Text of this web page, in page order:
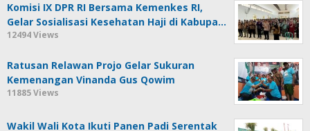
Komisi IX DPR RI Bersama Kemenkes RI,
Gelar Sosialisasi Kesehatan Haji di Kabupa…
12494 Views
Ratusan Relawan Projo Gelar Sukuran
Kemenangan Vinanda Gus Qowim
11885 Views
Wakil Wali Kota Ikuti Panen Padi Serentak